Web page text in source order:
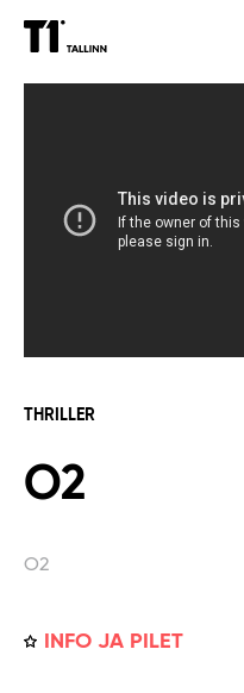
THRILLER
O2
O2
INFO JA PILET